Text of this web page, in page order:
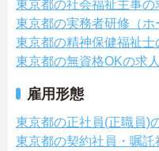
東京都の社会福祉主事の
東京都の実務者研修（ホ
東京都の精神保健福祉士
東京都の無資格OKの求人
雇用形態
東京都の正社員(正職員)
東京都の契約社員・嘱託